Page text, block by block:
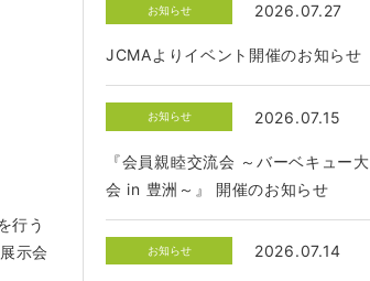
行う
示会
お知らせ 2026.07.27
JCMAよりイベント開催のお知らせ
お知らせ 2026.07.15
『会員親睦交流会 ～バーベキュー大
会 in 豊洲～』 開催のお知らせ
お知らせ 2026.07.14